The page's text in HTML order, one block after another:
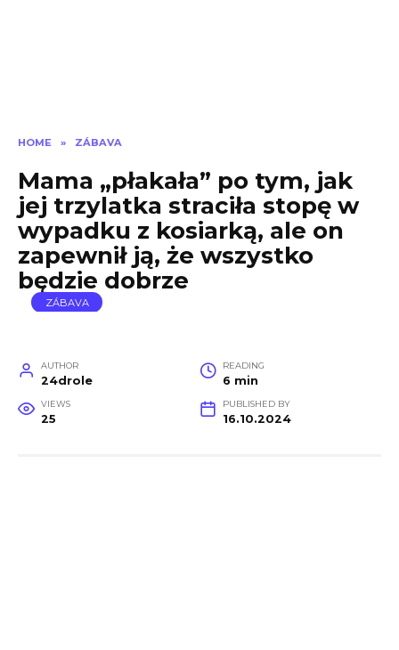
HOME » ZÁBAVA
Mama „płakała” po tym, jak
jej trzylatka straciła stopę w
wypadku z kosiarką, ale on
zapewnił ją, że wszystko
będzie dobrze
ZÁBAVA
AUTHOR
24drole
READING
6 min
VIEWS
25
PUBLISHED BY
16.10.2024